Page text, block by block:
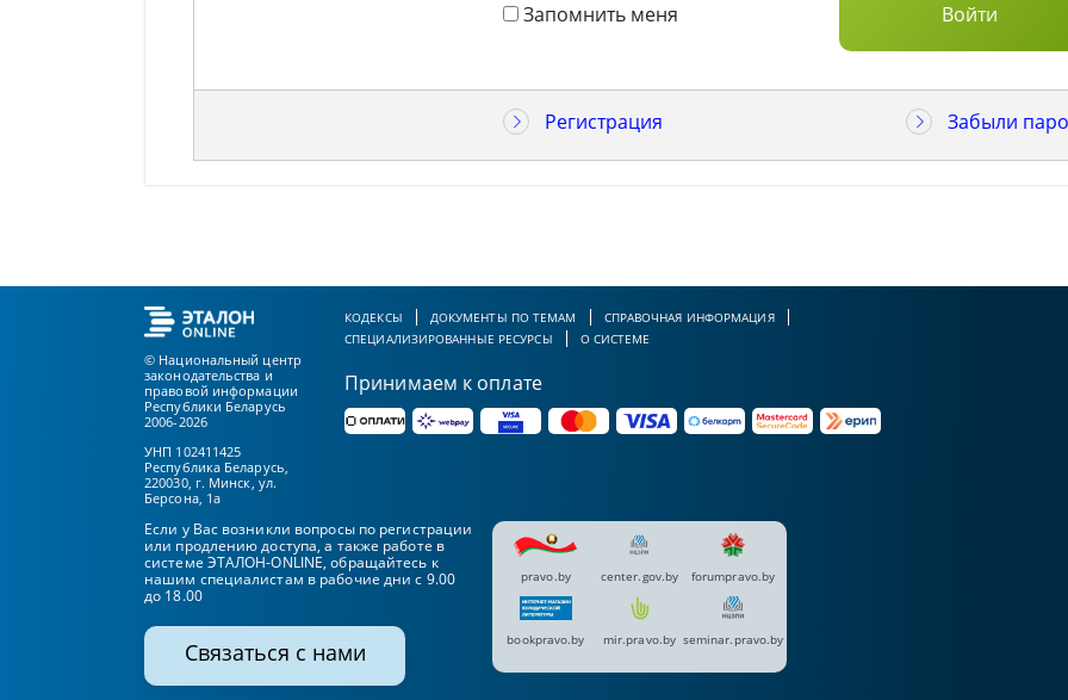
Запомнить меня
Регистрация Забыли
© Национальный центр
законодательства и
правовой информации
Республики Беларусь
2006-2026
УНП 102411425
Республика Беларусь,
220030, г. Минск, ул.
Берсона, 1а
КОДЕКСЫ ДОКУМЕНТЫ ПО ТЕМАМ
СПРАВОЧНАЯ ИНФОРМАЦИЯ
СПЕЦИАЛИЗИРОВАННЫЕ РЕСУРСЫ
О СИСТЕМЕ
Принимаем к оплате
Если у Вас возникли вопросы по регистрации
или продлению доступа, а также работе в
системе ЭТАЛОН-ONLINE, обращайтесь к
нашим специалистам в рабочие дни с 9.00
до 18.00
Связаться с нами
pravo.by center.gov.by forumpravo.by
bookpravo.by mir.pravo.by seminar.pravo.by